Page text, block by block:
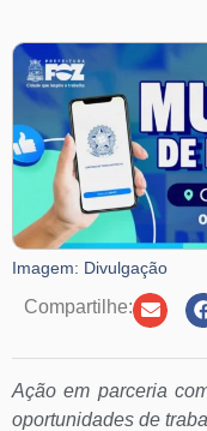
Imagem: Divulgação
Compartilhe:
Ação em parceria
oportunidades de